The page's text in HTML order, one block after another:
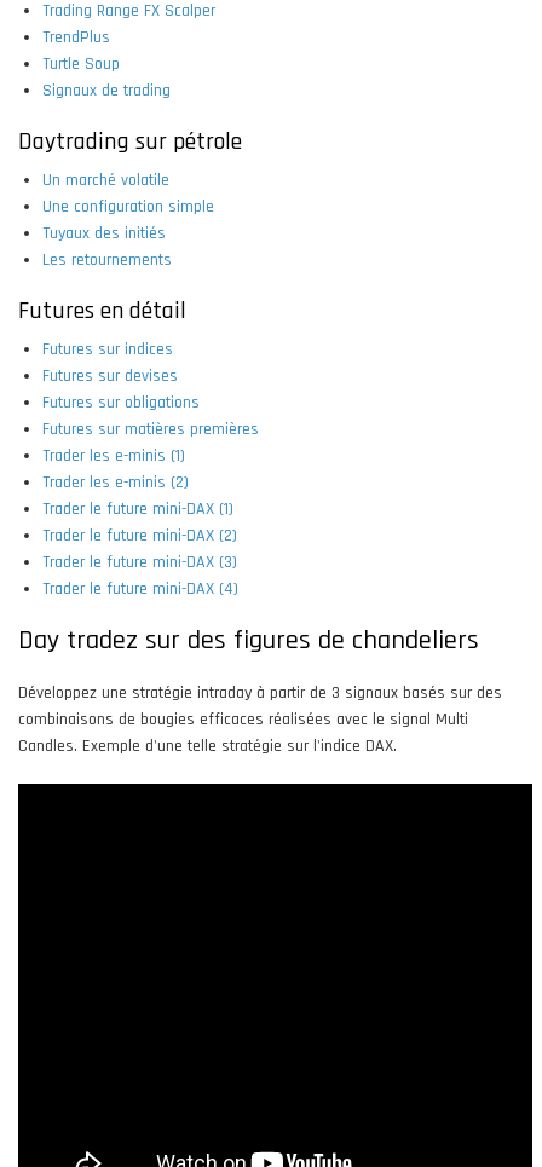
Trading Range FX Scalper
TrendPlus
Turtle Soup
Signaux de trading
Daytrading sur pétrole
Un marché volatile
Une configuration simple
Tuyaux des initiés
Les retournements
Futures en détail
Futures sur indices
Futures sur devises
Futures sur obligations
Futures sur matières premières
Trader les e-minis (1)
Trader les e-minis (2)
Trader le future mini-DAX (1)
Trader le future mini-DAX (2)
Trader le future mini-DAX (3)
Trader le future mini-DAX (4)
Day tradez sur des figures de chandeliers
Développez une stratégie intraday à partir de 3 signaux basés sur des
combinaisons de bougies efficaces réalisées avec le signal Multi
Candles. Exemple d'une telle stratégie sur l'indice DAX.